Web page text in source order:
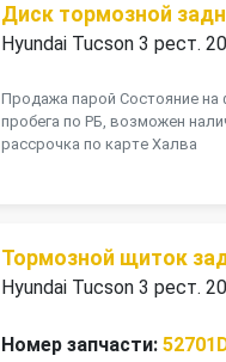
Диск тормозной
Hyundai Tucson 3 рест.
Продажа парой Состояние на
пробега по РБ, возможен
рассрочка по карте Халва
Тормозной щиток
Hyundai Tucson 3 рест.
Номер запчасти: